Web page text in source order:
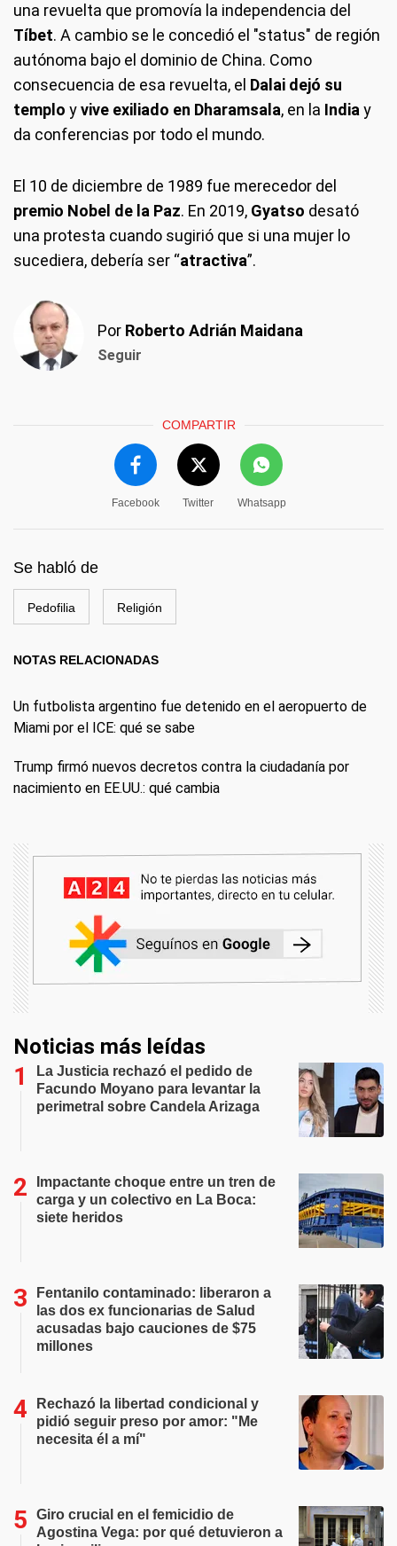
una revuelta que promovía la independencia del
Tíbet. A cambio se le concedió el "status" de región
autónoma bajo el dominio de China. Como
consecuencia de esa revuelta, el Dalai dejó su
templo yvive exiliado en Dharamsala, en la India y
da conferencias por todo el mundo.
El 10 de diciembre de 1989 fue merecedor del
premio Nobel de la Paz. En 2019, Gyatso desató
una protesta cuando sugirió que si una mujer lo
sucediera, debería ser “atractiva”.
Por Roberto Adrián Maidana
Seguir
COMPARTIR
Facebook Twitter Whatsapp
Se habló de
Pedofilia Religión
NOTAS RELACIONADAS
Un futbolista argentino fue detenido en el aeropuerto de
Miami por el ICE: qué se sabe
Trump firmó nuevos decretos contra la ciudadanía por
nacimiento en EE.UU.: qué cambia
Noticias más leídas
La Justicia rechazó el pedido de
Facundo Moyano para levantar la
perimetral sobre Candela Arizaga
Impactante choque entre un tren de
carga y un colectivo en La Boca:
siete heridos
Fentanilo contaminado: liberaron a
las dos ex funcionarias de Salud
acusadas bajo cauciones de $75
millones
Rechazó la libertad condicional y
pidió seguir preso por amor: "Me
necesita él a mí"
Giro crucial en el femicidio de
Agostina Vega: por qué detuvieron a